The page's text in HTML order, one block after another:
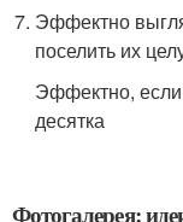
Эффектно
поселить их
Эффектно, если
десятка
Фотогалерея: